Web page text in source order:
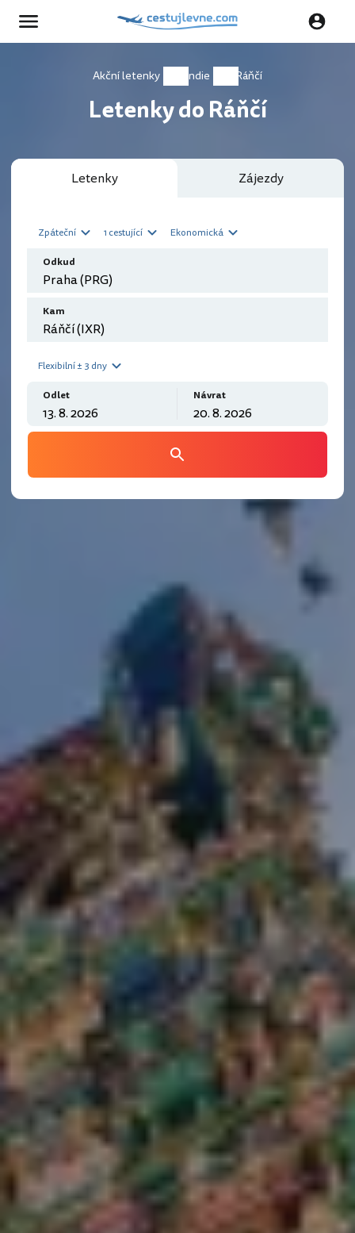
Akční letenky Indie Ráňčí
Letenky do Ráňčí
Letenky Zájezdy
Zpáteční 1 cestující Ekonomická
Odkud
Kam
Flexibilní ± 3 dny
Odlet Návrat